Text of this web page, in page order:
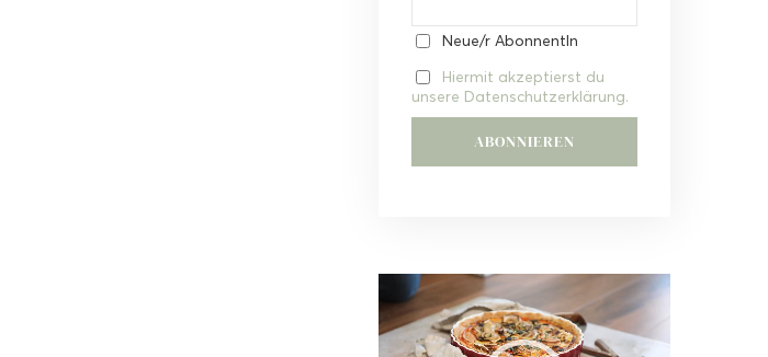
Neue/r AbonnentIn
Hiermit akzeptierst du
unsere Datenschutzerklärung.
Video-
Player